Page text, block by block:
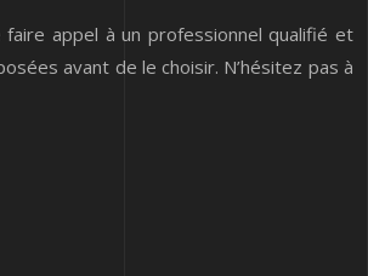
appel à un professionnel qualifié et
avant de le choisir. N’hésitez pas à